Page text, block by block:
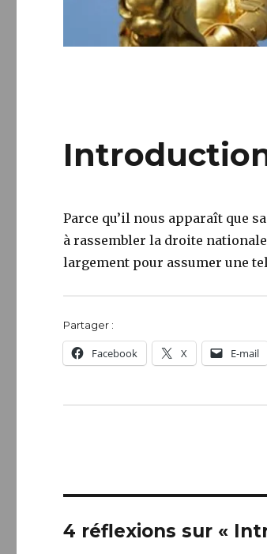
Parce qu’il nous apparaît que
à rassembler la droite
largement pour assumer une
Partager :
Facebook X E-mail
4 réflexions sur «